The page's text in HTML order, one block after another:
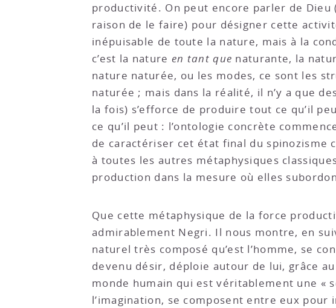
productivité. On peut encore parler de
raison de le faire) pour désigner cette
inépuisable de toute la nature, mais à la
c’est la nature en tant que naturante, la
nature naturée, ou les modes, ce sont les
naturée ; mais dans la réalité, il n’y a que
la fois) s’efforce de produire tout ce qu’il
ce qu’il peut : l’ontologie concrète
de caractériser cet état final du spinozisme
à toutes les autres métaphysiques
production dans la mesure où elles
Que cette métaphysique de la force
admirablement Negri. Il nous montre, en
naturel très composé qu’est l’homme, se
devenu désir, déploie autour de lui, grâce
monde humain qui est véritablement une «
l’imagination, se composent entre eux